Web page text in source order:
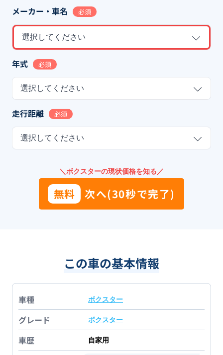
メーカー・車名 必須
選択してください
年式 必須
選択してください
走行距離 必須
選択してください
＼ボクスターの現状価格を知る／
無料 次へ(30秒で完了)
この車の基本情報
車種 ボクスター
グレード ボクスター
車歴 自家用